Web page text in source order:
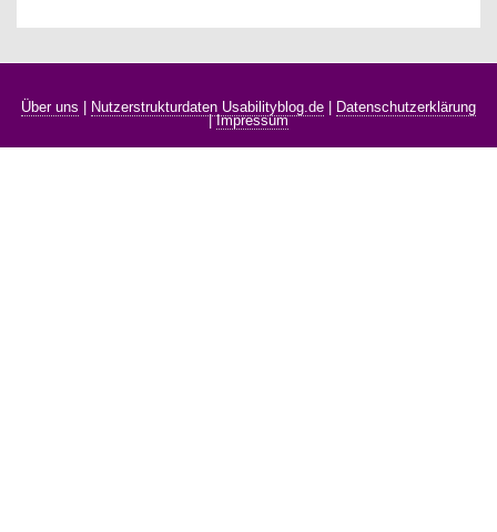
Über uns | Nutzerstrukturdaten Usabilityblog.de | Datenschutzerklärung
|Impressum